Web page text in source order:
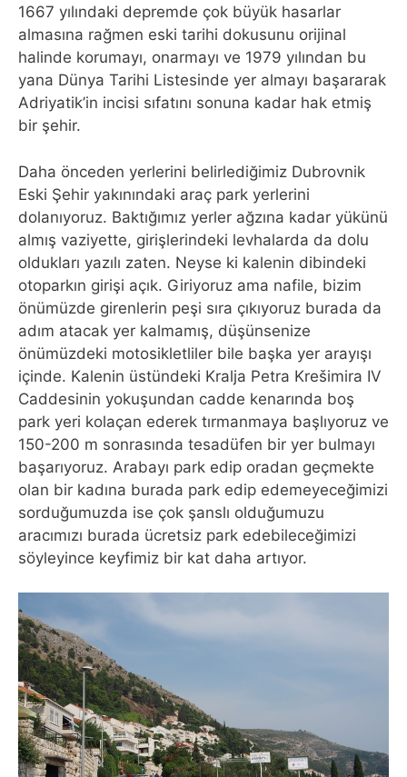
1667 yılındaki depremde çok büyük hasarlar
almasına rağmen eski tarihi dokusunu orijinal
halinde korumayı, onarmayı ve 1979 yılından bu
yana Dünya Tarihi Listesinde yer almayı başararak
Adriyatik’in incisi sıfatını sonuna kadar hak etmiş
bir şehir.
Daha önceden yerlerini belirlediğimiz Dubrovnik
Eski Şehir yakınındaki araç park yerlerini
dolanıyoruz. Baktığımız yerler ağzına kadar yükünü
almış vaziyette, girişlerindeki levhalarda da dolu
oldukları yazılı zaten. Neyse ki kalenin dibindeki
otoparkın girişi açık. Giriyoruz ama nafile, bizim
önümüzde girenlerin peşi sıra çıkıyoruz burada da
adım atacak yer kalmamış, düşünsenize
önümüzdeki motosikletliler bile başka yer arayışı
içinde. Kalenin üstündeki Kralja Petra Krešimira IV
Caddesinin yokuşundan cadde kenarında boş
park yeri kolaçan ederek tırmanmaya başlıyoruz ve
150-200 m sonrasında tesadüfen bir yer bulmayı
başarıyoruz. Arabayı park edip oradan geçmekte
olan bir kadına burada park edip edemeyeceğimizi
sorduğumuzda ise çok şanslı olduğumuzu
aracımızı burada ücretsiz park edebileceğimizi
söyleyince keyfimiz bir kat daha artıyor.